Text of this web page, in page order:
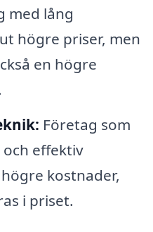
med lång
högre priser, men
en högre
Företag som
effektiv
kostnader,
i priset.